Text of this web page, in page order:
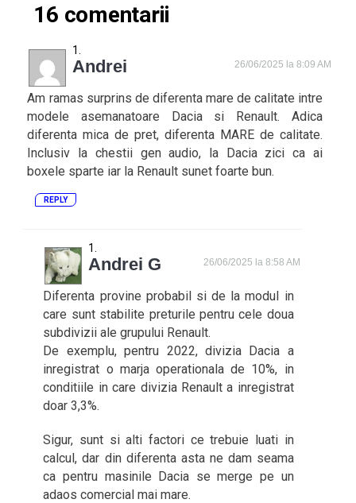
16 comentarii
Andrei 26/06/2025 la 8:09 AM
Am ramas surprins de diferenta mare de calitate intre
modele asemanatoare Dacia si Renault. Adica
diferenta mica de pret, diferenta MARE de calitate.
Inclusiv la chestii gen audio, la Dacia zici ca ai
boxele sparte iar la Renault sunet foarte bun.
REPLY
Andrei G 26/06/2025 la 8:58 AM
Diferenta provine probabil si de la modul in
care sunt stabilite preturile pentru cele doua
subdivizii ale grupului Renault.
De exemplu, pentru 2022, divizia Dacia a
inregistrat o marja operationala de 10%, in
conditiile in care divizia Renault a inregistrat
doar 3,3%.
Sigur, sunt si alti factori ce trebuie luati in
calcul, dar din diferenta asta ne dam seama
ca pentru masinile Dacia se merge pe un
adaos comercial mai mare.